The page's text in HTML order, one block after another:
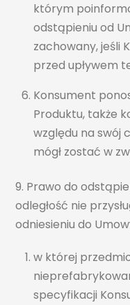
którym
odstąpieniu od
zachowany, jeśli
przed upływem
Konsument
Produktu, także
względu na swój
mógł zostać w
9. Prawo do
odległość nie
odniesieniu do
w której
specyfikacji